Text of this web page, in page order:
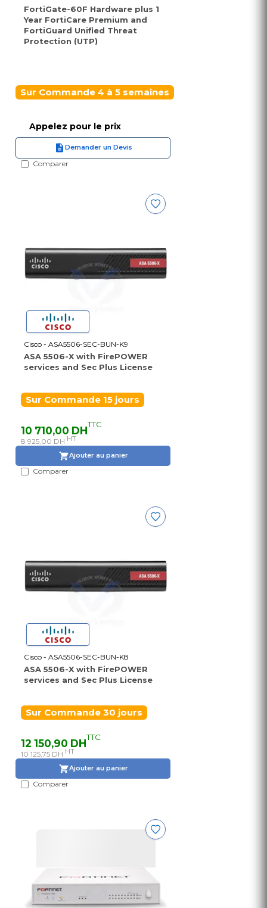
FortiGate-60F Hardware plus 1
Year FortiCare Premium and
FortiGuard Unified Threat
Protection (UTP)
Sur Commande 4 à 5 semaines
Appelez pour le prix
Demander un Devis
Comparer
Cisco - ASA5506-SEC-BUN-K9
ASA 5506-X with FirePOWER
services and Sec Plus License
Sur Commande 15 jours
10 710,00 DHTTC
8 925,00 DH HT
Ajouter au panier
Comparer
Cisco - ASA5506-SEC-BUN-K8
ASA 5506-X with FirePOWER
services and Sec Plus License
Sur Commande 30 jours
12 150,90 DHTTC
10 125,75 DH HT
Ajouter au panier
Comparer